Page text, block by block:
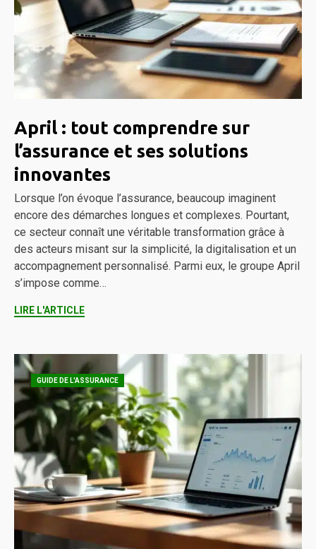
April : tout comprendre sur
l’assurance et ses solutions
innovantes
Lorsque l’on évoque l’assurance, beaucoup imaginent
encore des démarches longues et complexes. Pourtant,
ce secteur connaît une véritable transformation grâce à
des acteurs misant sur la simplicité, la digitalisation et un
accompagnement personnalisé. Parmi eux, le groupe April
s’impose comme…
LIRE L'ARTICLE
GUIDE DE L'ASSURANCE